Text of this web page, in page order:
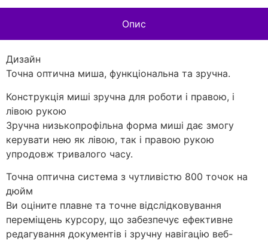
Опис
Дизайн
Точна оптична миша, функціональна та зручна.
Конструкція миші зручна для роботи і правою, і
лівою рукою
Зручна низькопрофільна форма миші дає змогу
керувати нею як лівою, так і правою рукою
упродовж тривалого часу.
Точна оптична система з чутливістю 800 точок на
дюйм
Ви оціните плавне та точне відслідковування
переміщень курсору, що забезпечує ефективне
редагування документів і зручну навігацію веб-